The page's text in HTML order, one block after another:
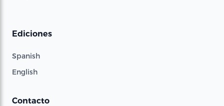
Ediciones
Spanish
English
Contacto